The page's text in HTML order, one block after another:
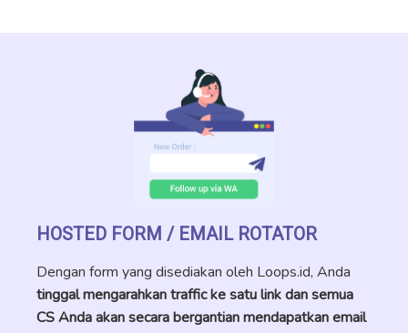
HOSTED FORM / EMAIL ROTATOR
Dengan form yang disediakan oleh Loops.id, Anda
tinggal mengarahkan traffic ke satu link dan semua
CS Anda akan secara bergantian mendapatkan email